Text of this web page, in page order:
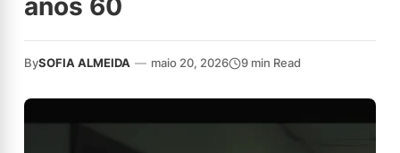
anos 60
BySOFIA ALMEIDA — maio 20, 2026 9 min Read